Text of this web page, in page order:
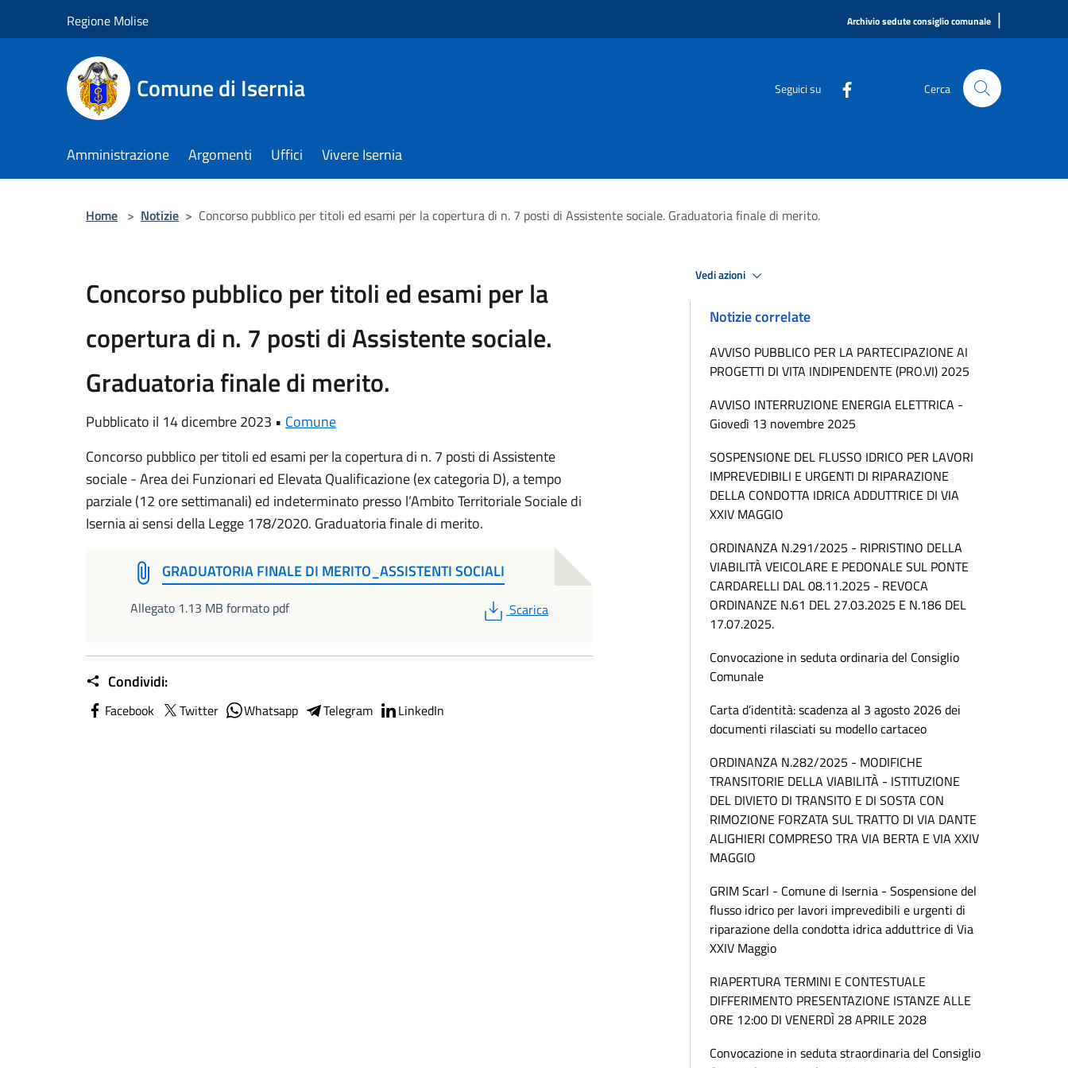
Regione Molise Archivio sedute consiglio comunale |
Comune di Isernia Seguici su Cerca
Amministrazione Argomenti Uffici Vivere Isernia
Home > Notizie > Concorso pubblico per titoli ed esami per la copertura di n. 7 posti di Assistente sociale. Graduatoria finale di merito.
Concorso pubblico per titoli ed esami per la
copertura di n. 7 posti di Assistente sociale.
Graduatoria finale di merito.
Pubblicato il 14 dicembre 2023 • Comune
Concorso pubblico per titoli ed esami per la copertura di n. 7 posti di Assistente
sociale - Area dei Funzionari ed Elevata Qualificazione (ex categoria D), a tempo
parziale (12 ore settimanali) ed indeterminato presso l’Ambito Territoriale Sociale di
Isernia ai sensi della Legge 178/2020. Graduatoria finale di merito.
GRADUATORIA FINALE DI MERITO_ASSISTENTI SOCIALI
Allegato 1.13 MB formato pdf PDF
Scarica
Condividi:
Facebook Twitter Whatsapp Telegram LinkedIn
Vedi azioni
Notizie correlate
AVVISO PUBBLICO PER LA PARTECIPAZIONE AI
PROGETTI DI VITA INDIPENDENTE (PRO.VI) 2025
AVVISO INTERRUZIONE ENERGIA ELETTRICA -
Giovedì 13 novembre 2025
SOSPENSIONE DEL FLUSSO IDRICO PER LAVORI
IMPREVEDIBILI E URGENTI DI RIPARAZIONE
DELLA CONDOTTA IDRICA ADDUTTRICE DI VIA
XXIV MAGGIO
ORDINANZA N.291/2025 - RIPRISTINO DELLA
VIABILITÀ VEICOLARE E PEDONALE SUL PONTE
CARDARELLI DAL 08.11.2025 - REVOCA
ORDINANZE N.61 DEL 27.03.2025 E N.186 DEL
17.07.2025.
Convocazione in seduta ordinaria del Consiglio
Comunale
Carta d’identità: scadenza al 3 agosto 2026 dei
documenti rilasciati su modello cartaceo
ORDINANZA N.282/2025 - MODIFICHE
TRANSITORIE DELLA VIABILITÀ - ISTITUZIONE
DEL DIVIETO DI TRANSITO E DI SOSTA CON
RIMOZIONE FORZATA SUL TRATTO DI VIA DANTE
ALIGHIERI COMPRESO TRA VIA BERTA E VIA XXIV
MAGGIO
GRIM Scarl - Comune di Isernia - Sospensione del
flusso idrico per lavori imprevedibili e urgenti di
riparazione della condotta idrica adduttrice di Via
XXIV Maggio
RIAPERTURA TERMINI E CONTESTUALE
DIFFERIMENTO PRESENTAZIONE ISTANZE ALLE
ORE 12:00 DI VENERDÌ 28 APRILE 2028
Convocazione in seduta straordinaria del Consiglio